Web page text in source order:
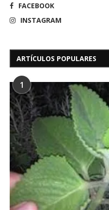
FACEBOOK
INSTAGRAM
ARTÍCULOS POPULARES
1